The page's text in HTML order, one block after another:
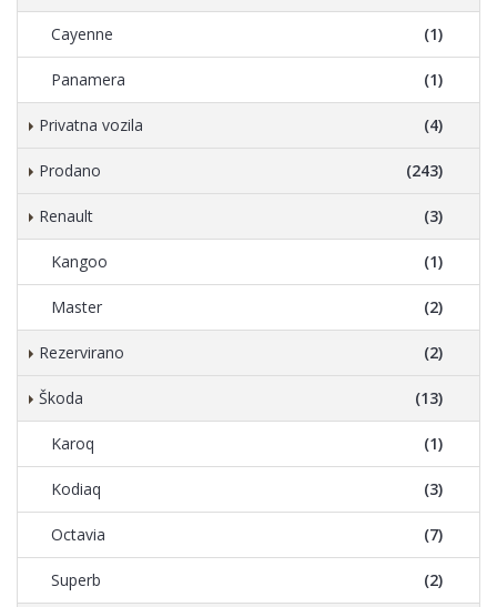
Cayenne (1)
Panamera (1)
Privatna vozila (4)
Prodano (243)
Renault (3)
Kangoo (1)
Master (2)
Rezervirano (2)
Škoda (13)
Karoq (1)
Kodiaq (3)
Octavia (7)
Superb (2)